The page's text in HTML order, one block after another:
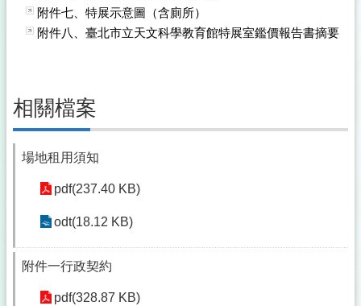
附件七、特展示意圖（含廁所）
附件八、臺北市立天文科學教育館特展室鑑價報告書摘要
相關檔案
場地租用須知
pdf(237.40 KB)
odt(18.12 KB)
附件一行政契約
pdf(328.87 KB)